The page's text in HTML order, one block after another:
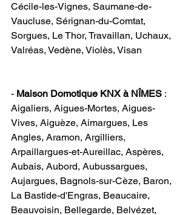
Cécile-les-Vignes, Saumane-de-
Vaucluse, Sérignan-du-Comtat,
Sorgues, Le Thor, Travaillan, Uchaux,
Valréas, Vedène, Violès, Visan
- Maison Domotique KNX à NÎMES :
Aigaliers, Aigues-Mortes, Aigues-
Vives, Aiguèze, Aimargues, Les
Angles, Aramon, Argilliers,
Arpaillargues-et-Aureillac, Aspères,
Aubais, Aubord, Aubussargues,
Aujargues, Bagnols-sur-Cèze, Baron,
La Bastide-d'Engras, Beaucaire,
Beauvoisin, Bellegarde, Belvézet,